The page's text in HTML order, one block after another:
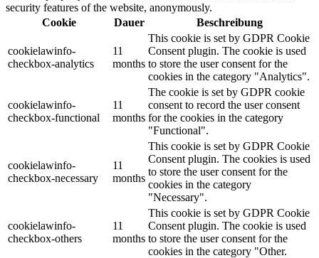
security features of the website, anonymously.
Cookie
Dauer Beschreibung
cookielawinfo-
checkbox-analytics
11
months
This cookie is set by GDPR Cookie
Consent plugin. The cookie is used
to store the user consent for the
cookies in the category "Analytics".
cookielawinfo-
checkbox-functional
11
months
The cookie is set by GDPR cookie
consent to record the user consent
for the cookies in the category
"Functional".
cookielawinfo-
checkbox-necessary
11
months
This cookie is set by GDPR Cookie
Consent plugin. The cookies is used
to store the user consent for the
cookies in the category
"Necessary".
cookielawinfo-
checkbox-others
11
months
This cookie is set by GDPR Cookie
Consent plugin. The cookie is used
to store the user consent for the
cookies in the category "Other.